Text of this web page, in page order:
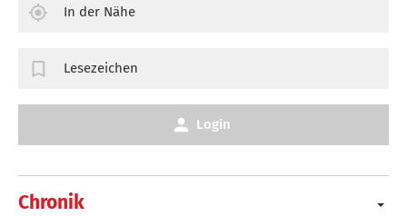
Chronik
In der Nähe
Lesezeichen
Login